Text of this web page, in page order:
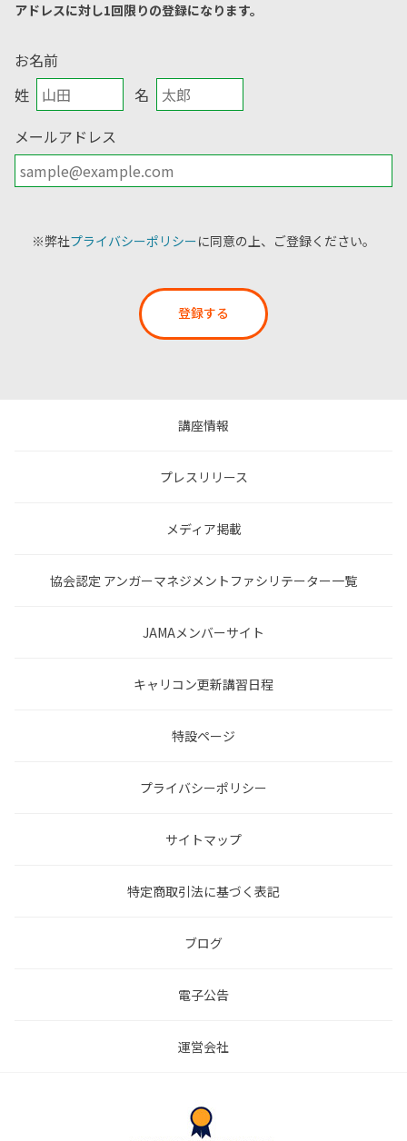
アドレスに対し1回限りの登録になります。
お名前
姓
名
メールアドレス
※弊社プライバシーポリシーに同意の上、ご登録ください。
登録する
講座情報
プレスリリース
メディア掲載
協会認定 アンガーマネジメントファシリテーター一覧
JAMAメンバーサイト
キャリコン更新講習日程
特設ページ
プライバシーポリシー
サイトマップ
特定商取引法に基づく表記
ブログ
電子公告
運営会社